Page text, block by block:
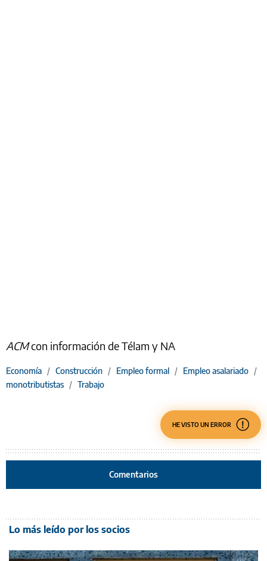
ACMcon información de Télam y NA
Economía / Construcción / Empleo formal / Empleo asalariado /
monotributistas / Trabajo
HE VISTO UN ERROR
Comentarios
Lo más leído por los socios